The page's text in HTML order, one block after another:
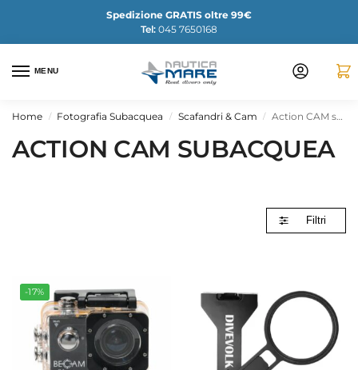
Spedizione GRATIS oltre 99€
Tel: 045 7650168
MENU
Home / Fotografia Subacquea / Scafandri & Cam / Action CAM subacquea
ACTION CAM SUBACQUEA
Filtri
-17%